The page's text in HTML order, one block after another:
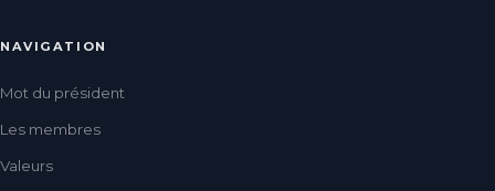
NAVIGATION
Mot du président
Les membres
Valeurs